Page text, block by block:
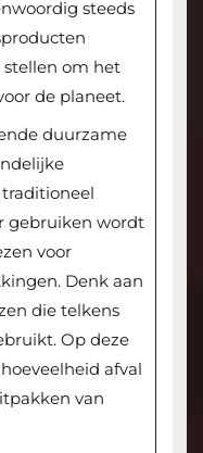
steeds
stellen om het
de planeet.
duurzame
gebruiken wordt
voor
Denk aan
die telkens
Op deze
afval
van